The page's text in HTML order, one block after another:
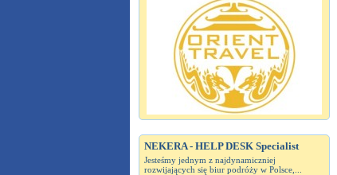
NEKERA - HELP DESK Specialist
Jesteśmy jednym z najdynamiczniej
rozwijających się biur podróży w Polsce,...